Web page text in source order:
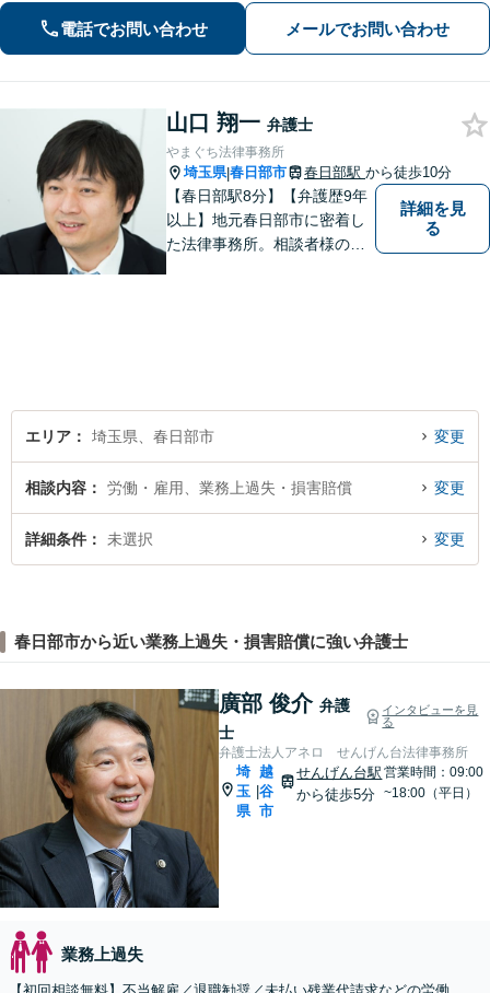
う。交通事故は弁護士登録以来、多数
の取り扱い経験があります。【当日・
土日祝日・夜間・応相談対応可能】
電話でお問い合わせ メールでお問い合わせ
山口 翔一 弁護士
やまぐち法律事務所
埼玉県|春日部市 春日部駅 から徒歩10分
【春日部駅8分】【弁護歴9年
以上】地元春日部市に密着し
た法律事務所。相談者様のお
詳細を見
る
エリア 埼玉県、春日部市 変更
相談内容 労働・雇用、業務上過失・損害賠償 変更
詳細条件 未選択 変更
春日部市から近い業務上過失・損害賠償に強い弁護士
廣部 俊介 弁護
士
インタビューを見
る
弁護士法人アネロ せんげん台法律事務所
埼
玉
県
|
越
谷
市
せんげん台駅
から徒歩5分
営業時間：09:00
~18:00（平日）
業務上過失
【初回相談無料】不当解雇／退職勧奨／未払い残業代請求などの労働